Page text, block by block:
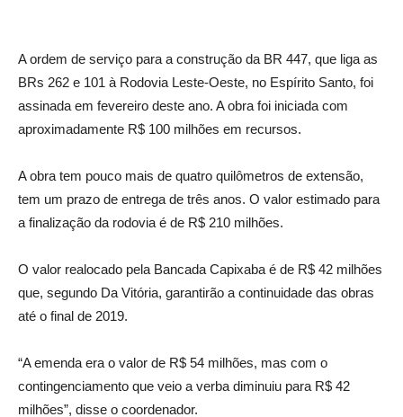
A ordem de serviço para a construção da BR 447, que liga as
BRs 262 e 101 à Rodovia Leste-Oeste, no Espírito Santo, foi
assinada em fevereiro deste ano. A obra foi iniciada com
aproximadamente R$ 100 milhões em recursos.
A obra tem pouco mais de quatro quilômetros de extensão,
tem um prazo de entrega de três anos. O valor estimado para
a finalização da rodovia é de R$ 210 milhões.
O valor realocado pela Bancada Capixaba é de R$ 42 milhões
que, segundo Da Vitória, garantirão a continuidade das obras
até o final de 2019.
“A emenda era o valor de R$ 54 milhões, mas com o
contingenciamento que veio a verba diminuiu para R$ 42
milhões”, disse o coordenador.